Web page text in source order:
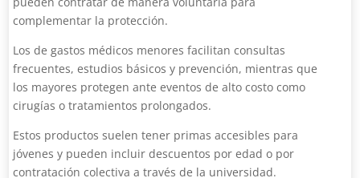
complementar la protección.
Los de gastos médicos menores facilitan consultas
frecuentes, estudios básicos y prevención, mientras que
los mayores protegen ante eventos de alto costo como
cirugías o tratamientos prolongados.
Estos productos suelen tener primas accesibles para
jóvenes y pueden incluir descuentos por edad o por
contratación colectiva a través de la universidad.